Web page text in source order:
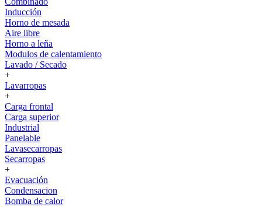
Inducción
Horno de mesada
Aire libre
Horno a leña
Modulos de calentamiento
Lavado / Secado
+
Lavarropas
+
Carga frontal
Carga superior
Industrial
Panelable
Lavasecarropas
Secarropas
+
Evacuación
Condensacion
Bomba de calor